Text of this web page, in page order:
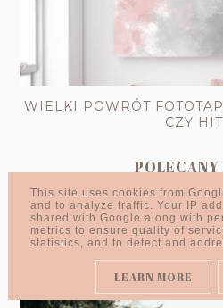
WIELKI POWRÓT
CZY
POLECANY
This site uses cookies from
and to analyze traffic. Your IP
shared with Google along with
metrics to ensure quality of
statistics, and to detect and
LEARN MORE